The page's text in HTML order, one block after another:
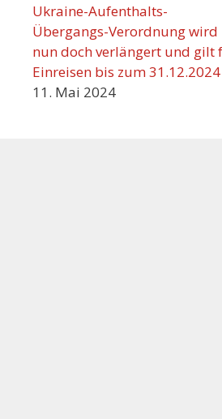
Ukraine-Aufenthalts-
Übergangs-Verordnung wird
nun doch verlängert und gilt
Einreisen bis zum 31.12.2024
11. Mai 2024